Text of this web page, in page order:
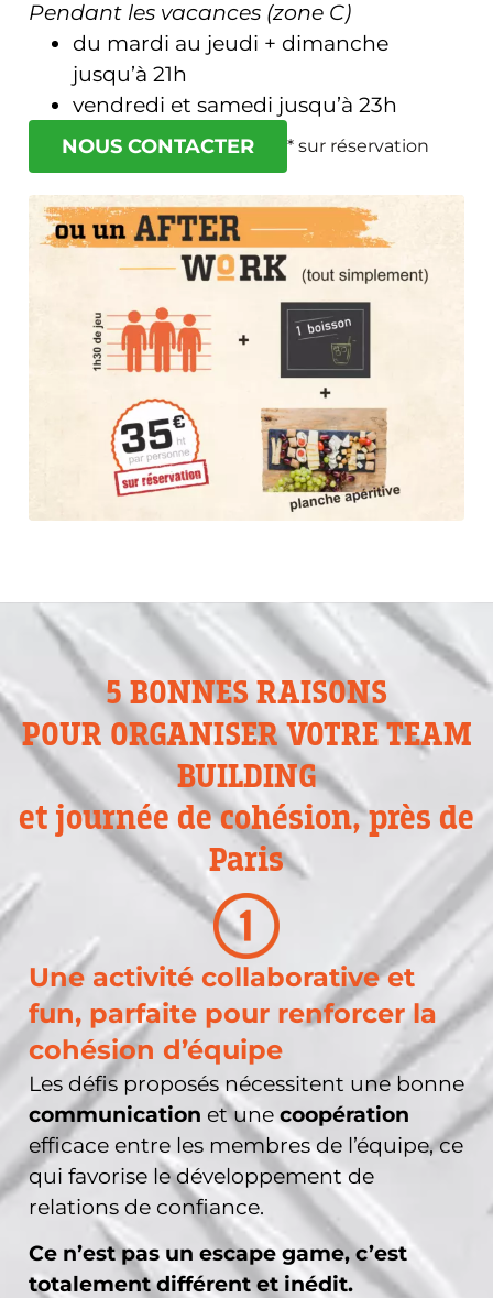
Pendant les vacances (zone C)
du mardi au jeudi + dimanche
jusqu’à 21h
vendredi et samedi jusqu’à 23h
NOUS CONTACTER * sur réservation
5 BONNES RAISONS
POUR ORGANISER VOTRE TEAM
BUILDING
et journée de cohésion, près de
Paris
Une activité collaborative et
fun, parfaite pour renforcer la
cohésion d’équipe
Les défis proposés nécessitent une bonne
communication et une coopération
efficace entre les membres de l’équipe, ce
qui favorise le développement de
relations de confiance.
Ce n’est pas un escape game, c’est
totalement différent et inédit.